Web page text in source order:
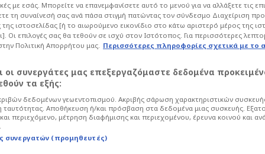
Ποδόσφαιρο Mundial
να ρωτάει για το μαρκάρισμα του
αντίδραση του Ιβάν Γιοβάνοβιτς
με εσάς. Μπορείτε να επανεμφανίσετε αυτό το μενού για να αλλάξετε τις
τη συναίνεσή σας ανά πάσα στιγμή πατώντας τον σύνδεσμο Διαχείριση
ιστοσελίδας [ή το αιωρούμενο εικονίδιο στο κάτω αριστερό μέρος της
Οι επιλογές σας θα τεθούν σε ισχύ στον Ιστότοπος. Για περισσότερες
Πολιτική Απορρήτου μας. Περισσότερες πληροφορίες σχετικά με το
οι συνεργάτες μας επεξεργαζόμαστε δεδομένα
τα εξής:
δεδομένων γεωεντοπισμού. Ακριβής σάρωση χαρακτηριστικών
ταυτότητας. Αποθήκευση ή/και πρόσβαση στα δεδομένα μιας συσκευής.
περιεχόμενο, μέτρηση διαφήμισης και περιεχομένου, έρευνα κοινού και
συνεργατών (προμηθευτές)